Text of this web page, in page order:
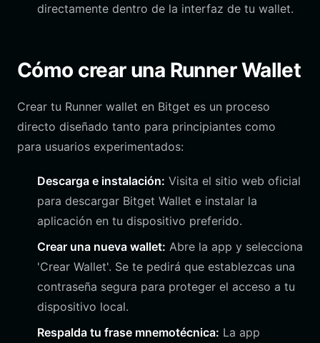
directamente dentro de la interfaz de tu wallet.
Cómo crear una Runner Wallet
Crear tu Runner wallet en Bitget es un proceso
directo diseñado tanto para principiantes como
para usuarios experimentados:
Descarga e instalación: Visita el sitio web oficial
para descargar Bitget Wallet e instalar la
aplicación en tu dispositivo preferido.
Crear una nueva wallet: Abre la app y selecciona
'Crear Wallet'. Se te pedirá que establezcas una
contraseña segura para proteger el acceso a tu
dispositivo local.
Respalda tu frase mnemotécnica: La app